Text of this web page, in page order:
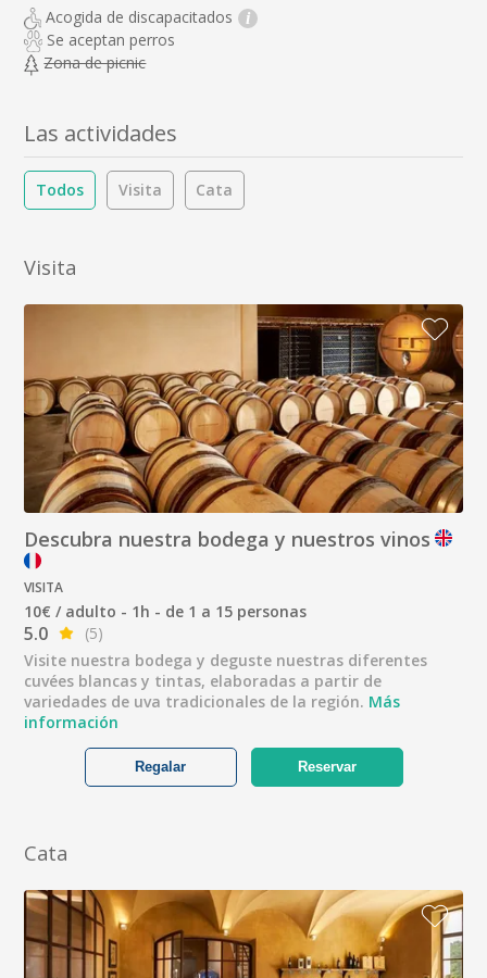
Acogida de discapacitados i
Se aceptan perros
Zona de picnic
Las actividades
Todos Visita Cata
Visita
Descubra nuestra bodega y nuestros vinos
VISITA
10€ / adulto - 1h - de 1 a 15 personas
5.0
(5)
Visite nuestra bodega y deguste nuestras diferentes
cuvées blancas y tintas, elaboradas a partir de
variedades de uva tradicionales de la región. Más
información
Reservar
Regalar
Cata